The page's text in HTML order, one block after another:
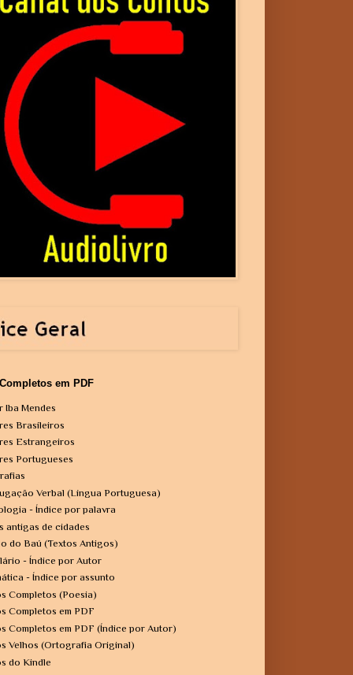
em PDF
Iba Mendes
Brasileiros
Estrangeiros
Portugueses
Verbal (Língua Portuguesa)
- Índice por palavra
antigas de cidades
do Baú (Textos Antigos)
- Índice por Autor
- Índice por assunto
Completos (Poesia)
Completos em PDF
Completos em PDF (Índice por Autor)
Velhos (Ortografia Original)
do Kindle